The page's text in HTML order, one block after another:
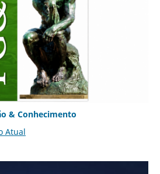
& Conhecimento
Atual